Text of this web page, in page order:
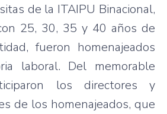
de la ITAIPU Binacional,
25, 30, 35 y 40 años de
fueron homenajeados
laboral. Del memorable
los directores y
de los homenajeados, que